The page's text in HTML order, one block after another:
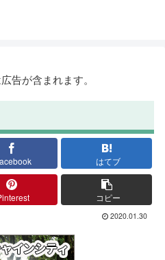
告が含まれます。
はてブ
コピー
2020.01.30